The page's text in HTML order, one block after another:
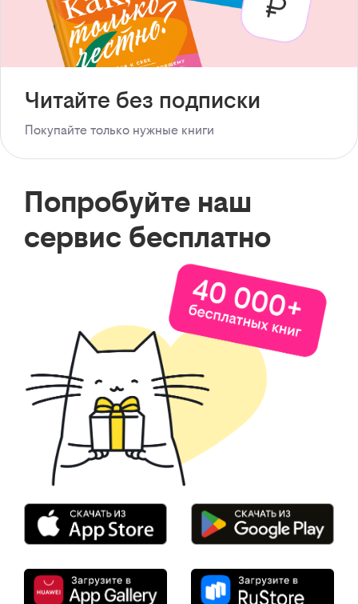
Читайте без подписки
Покупайте только нужные книги
Попробуйте наш
сервис бесплатно